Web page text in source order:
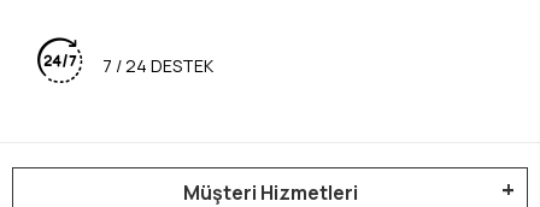
7 / 24 DESTEK
Müşteri Hizmetleri